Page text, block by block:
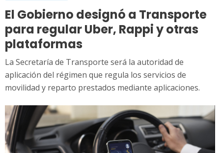
El Gobierno designó a Transporte
para regular Uber, Rappi y otras
plataformas
La Secretaría de Transporte será la autoridad de
aplicación del régimen que regula los servicios de
movilidad y reparto prestados mediante aplicaciones.